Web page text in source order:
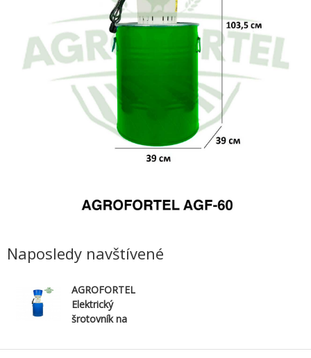
Naposledy navštívené
AGROFORTEL
Elektrický
šrotovník na
1,2KW/60L